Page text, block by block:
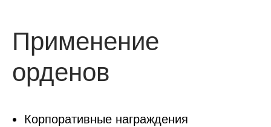
Применение
орденов
Корпоративные награждения